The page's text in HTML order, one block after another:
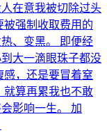
在意我被切除过头
强制收取费用的
、变黑。 即便经
大一滴眼珠子都没
，还是要冒着窒
就算再累我也不敢
影响一生。 加